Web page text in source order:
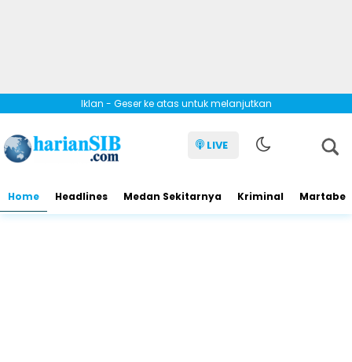
Iklan - Geser ke atas untuk melanjutkan
LIVE
Home Headlines Medan Sekitarnya Kriminal Martabe